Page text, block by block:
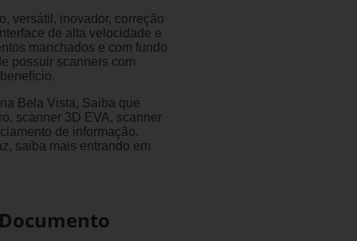
versátil, inovador, correção
de alta velocidade e
manchados e com fundo
possuir scanners com
Bela Vista, Saiba que
scanner 3D EVA, scanner
de informação.
saiba mais entrando em